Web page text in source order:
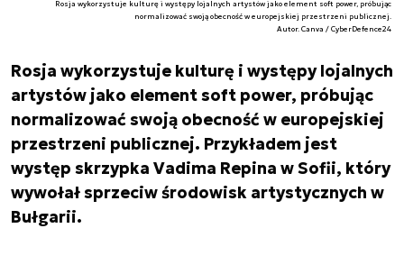
Rosja wykorzystuje kulturę i występy lojalnych artystów jako element soft power, próbując
normalizować swoją obecność w europejskiej przestrzeni publicznej.
Autor. Canva / CyberDefence24
Rosja wykorzystuje kulturę i występy lojalnych
artystów jako element soft power, próbując
normalizować swoją obecność w europejskiej
przestrzeni publicznej. Przykładem jest
występ skrzypka Vadima Repina w Sofii, który
wywołał sprzeciw środowisk artystycznych w
Bułgarii.